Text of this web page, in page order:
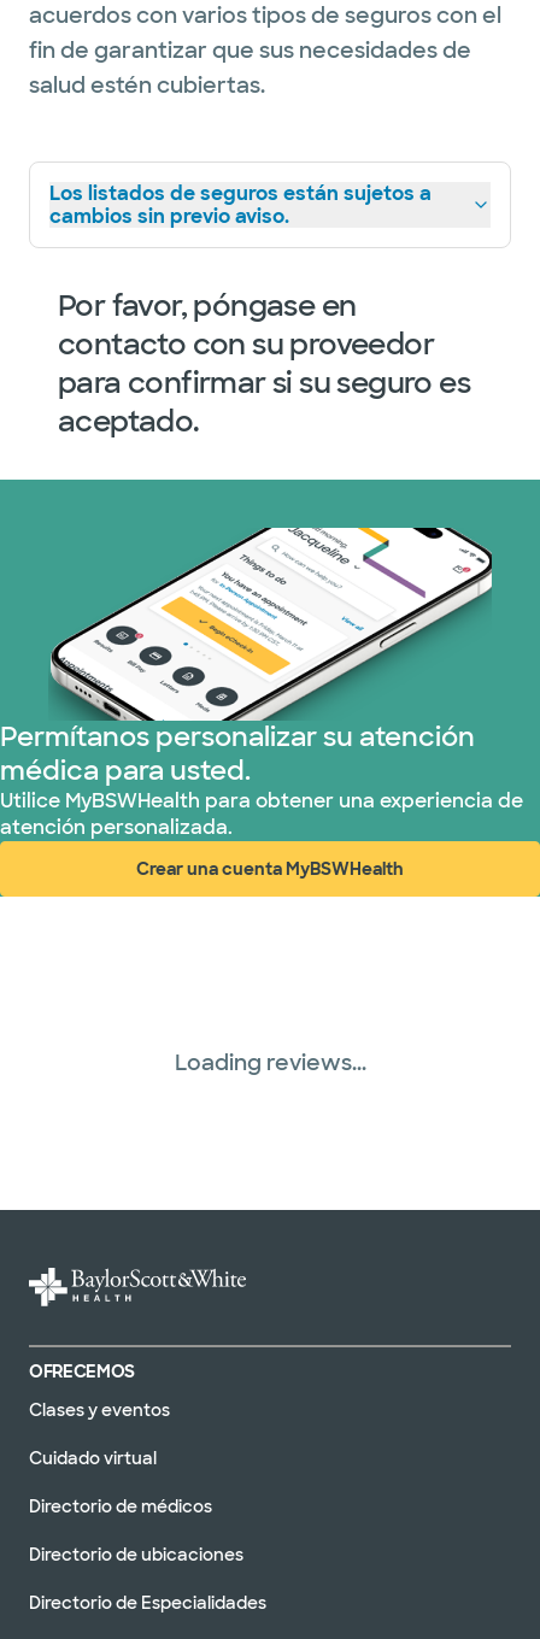
acuerdos con varios tipos de seguros con el
fin de garantizar que sus necesidades de
salud estén cubiertas.
Los listados de seguros están sujetos a
cambios sin previo aviso.
Por favor, póngase en
contacto con su proveedor
para confirmar si su seguro es
aceptado.
Permítanos personalizar su atención
médica para usted.
Utilice MyBSWHealth para obtener una experiencia de
atención personalizada.
Crear una cuenta MyBSWHealth
(abre en ventana nueva)
Loading reviews...
OFRECEMOS
Clases y eventos
Cuidado virtual
Directorio de médicos
Directorio de ubicaciones
Directorio de Especialidades